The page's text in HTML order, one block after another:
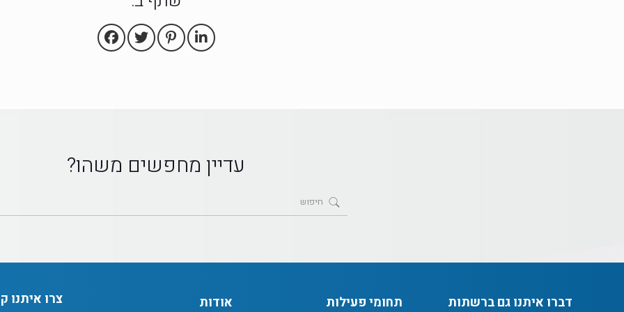
עדיין מחפשים משהו?
דברו איתנו גם ברשתות
תחומי פעילות אודות צרו איתנו